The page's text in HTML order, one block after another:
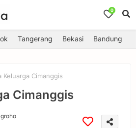
0
Tangerang Bekasi Bandung
Keluarga Cimanggis
Cimanggis